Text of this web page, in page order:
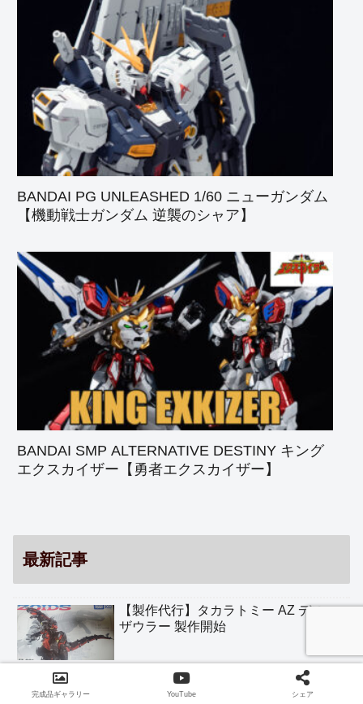
BANDAI PG UNLEASHED 1/60 ニューガンダム
【機動戦士ガンダム 逆襲のシャア】
BANDAI SMP ALTERNATIVE DESTINY キング
エクスカイザー【勇者エクスカイザー】
最新記事
【製作代行】タカラトミー AZ デス
ザウラー 製作開始
【製作代行】VOLKS 1/100 シュペ
完成品ギャラリー YouTube シェア